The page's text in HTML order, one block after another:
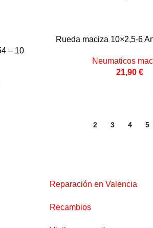
– 10
Rueda maciza 10×2,5-6
Neumaticos
21,90€
2 3 4 5
Reparación en Valencia
Recambios